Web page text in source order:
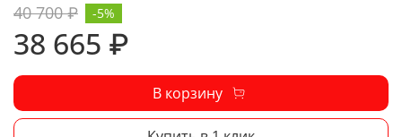
40 700 ₽
38 665 ₽
-5%
В корзину